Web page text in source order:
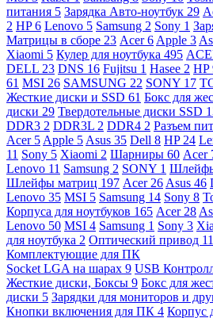
питания 5 Зарядка Авто-ноутбук 29
2 HP6 Lenovo 5 Samsung 2 Sony 1
Матрицы в сборе 23 Acer6 Apple 3
Xiaomi 5 Кулер для ноутбука 495
DELL 23 DNS 16 Fujitsu 1 Hasee 2 HP
61 MSI 26 SAMSUNG 22 SONY 17
Жесткие диски и SSD 61 Бокс для
диски 29 Твердотельные диски SSD
DDR3 2 DDR3L 2 DDR4 2 Разъем
Acer 5 Apple 5 Asus 35 Dell 8 HP 24
11 Sony 5 Xiaomi 2 Шарниры 60 Acer
Lenovo 11 Samsung 2 SONY 1
Шлейфы матриц 197 Acer 26 Asus 46
Lenovo 35 MSI 5 Samsung 14 Sony 8
Корпуса для ноутбуков 165 Acer 28
Lenovo 50 MSI 4 Samsung 1 Sony 3
для ноутбука 2 Оптический привод 11
Комплектующие для ПК
Socket LGA на шарах 9 USB
Жесткие диски, Боксы 9 Бокс для
диски 5 Зарядки для мониторов и
Кнопки включения для ПК 4 Корпус